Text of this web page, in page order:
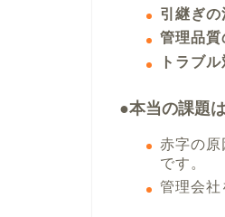
引継ぎの
管理品質
トラブ
●本当の課題
赤字の原
です。
管理会社